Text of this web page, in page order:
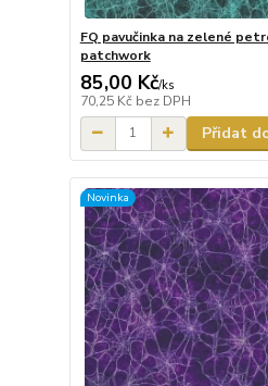
FQ pavučinka na zelené
patchwork
85,00 Kč/ks
70,25 Kč bez DPH
Přidat
Novinka